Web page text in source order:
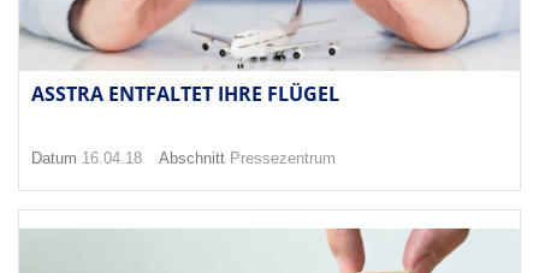
ASSTRA ENTFALTET IHRE FLÜGEL
Datum 16.04.18 Abschnitt Pressezentrum